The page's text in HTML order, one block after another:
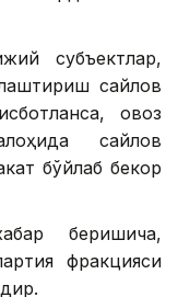
субъектлар,
сайлов
овоз
сайлов
бўйлаб бекор
беришича,
фракцияси